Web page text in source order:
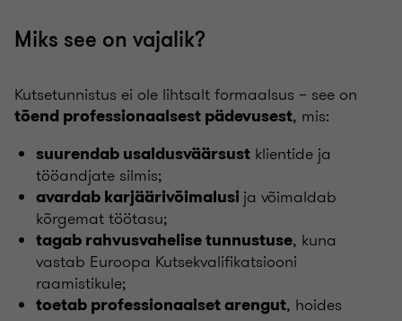
Miks see on vajalik?
Kutsetunnistus ei ole lihtsalt formaalsus – see on
tõend professionaalsest pädevusest, mis:
suurendab usaldusväärsust klientide ja
tööandjate silmis;
avardab karjäärivõimalusi ja võimaldab
kõrgemat töötasu;
tagab rahvusvahelise tunnustuse, kuna
vastab Euroopa Kutsekvalifikatsiooni
raamistikule;
toetab professionaalset arengut, hoides